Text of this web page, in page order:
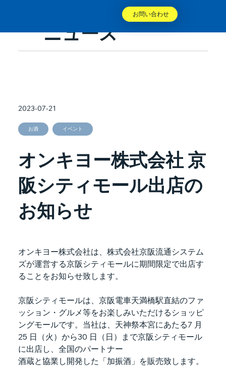
お問い合わせ
ニュース
オンキヨー株式会社 京
阪シティモール出店の
お知らせ
お酒 イベント
2023-07-21
オンキヨー株式会社は、株式会社京阪流通システム
ズが運営する京阪シティモールに期間限定で出店す
ることをお知らせ致します。
京阪シティモールは、京阪電車天満橋駅直結のファ
ッション・グルメ等をお楽しみいただけるショッピ
ングモールです。当社は、天神祭本宮にあたる7 月
25 日（火）から30 日（日）まで京阪シティモール
に出店し、全国のパートナー
酒蔵と協業し開発した「加振酒」を販売致します。